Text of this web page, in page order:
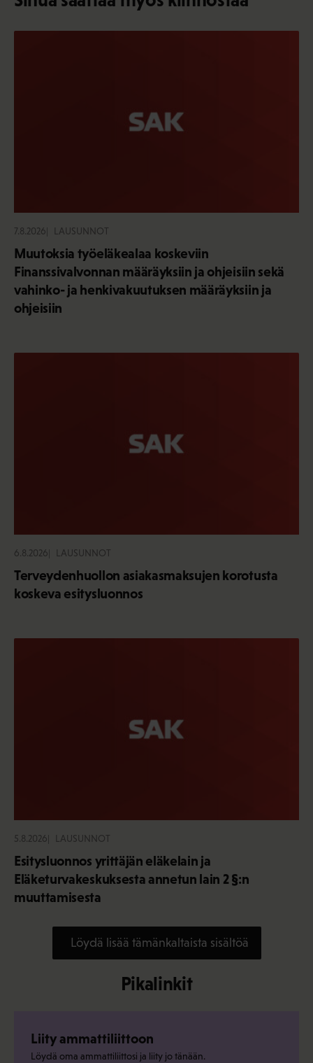
7.8.2026 LAUSUNNOT
Muutoksia työeläkealaa koskeviin
Finanssivalvonnan määräyksiin ja ohjeisiin sekä
vahinko- ja henkivakuutuksen määräyksiin ja
ohjeisiin
6.8.2026 LAUSUNNOT
Terveydenhuollon asiakasmaksujen korotusta
koskeva esitysluonnos
5.8.2026 LAUSUNNOT
Esitysluonnos yrittäjän eläkelain ja
Eläketurvakeskuksesta annetun lain 2 §:n
muuttamisesta
Löydä lisää tämänkaltaista sisältöä
Pikalinkit
Liity ammattiliittoon
Löydä oma ammattiliittosi ja liity jo tänään.